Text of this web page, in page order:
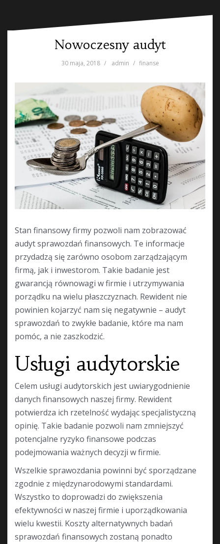
Nowoczesny audyt
30 maja, 2018 admin finanse
Stan finansowy firmy pozwoli nam zobrazować
audyt sprawozdań finansowych. Te informacje
przydadzą się zarówno osobom zarządzającym
firmą, jak i inwestorom. Takie badanie jest
gwarancją równowagi w firmie i utrzymywania
porządku na wielu płaszczyznach. Rewident nie
powinien kojarzyć nam się negatywnie – audyt
sprawozdań to zwykłe badanie, które ma nam
pomóc, a nie zaszkodzić.
Usługi audytorskie
Celem usługi audytorskich jest uwiarygodnienie
danych finansowych naszej firmy. Rewident
potwierdza ich rzetelność wydając specjalistyczną
opinię. Takie badanie pozwoli nam zmniejszyć
potencjalne ryzyko finansowe podczas
podejmowania ważnych decyzji w firmie.
Wszelkie sprawozdania powinni być sporządzane
zgodnie z międzynarodowymi standardami.
Wszystko to doprowadzi do zwiększenia
efektywności w naszej firmie i uporządkowania
wielu kwestii. Koszty alternatywnych badań
sprawozdań finansowych zostaną ponadto